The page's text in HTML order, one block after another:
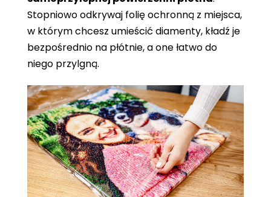
Stopniowo odkrywaj folię ochronną z miejsca,
w którym chcesz umieścić diamenty, kładź je
bezpośrednio na płótnie, a one łatwo do
niego przylgną.